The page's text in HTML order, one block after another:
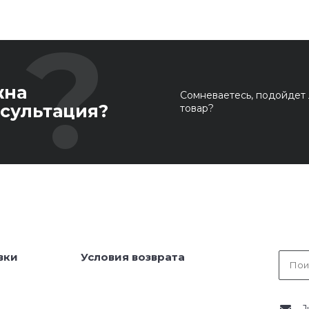
Сомневаетесь, подойдет
товар?
Условия возврата